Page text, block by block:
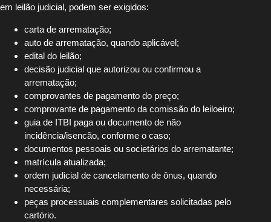
em leilão judicial, podem ser exigidos:
carta de arrematação;
auto de arrematação, quando aplicável;
edital do leilão;
decisão judicial que autorizou ou confirmou a
arrematação;
comprovantes de pagamento do preço;
comprovante de pagamento da comissão do leiloeiro;
guia de ITBI paga ou documento de não
incidência/isencão, conforme o caso;
documentos pessoais ou societários do arrematante;
matrícula atualizada;
ordem judicial de cancelamento de ônus, quando
necessária;
peças processuais complementares solicitadas pelo
cartório.